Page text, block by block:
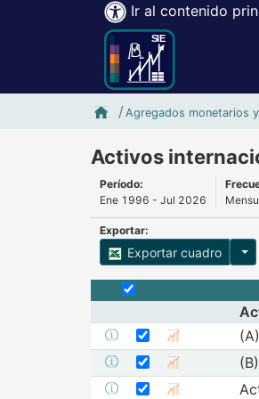
Ir al contenido
Inicio SIE-Banxico
Agregados monetarios
Activos
Período:
Ene 1996 - Jul 2026
Exportar:
Exportar cuadro
Selecciona o
Seleccione
Seleccionar serie
Seleccione
Seleccionar serie
Seleccione
Seleccionar serie